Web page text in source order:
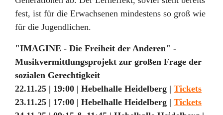
fest, ist für die Erwachsenen mindestens so groß wie
für die Jugendlichen.
"IMAGINE - Die Freiheit der Anderen" -
Musikvermittlungsprojekt zur großen Frage der
sozialen Gerechtigkeit
22.11.25 | 19:00 | Hebelhalle Heidelberg | Tickets
23.11.25 | 17:00 | Hebelhalle Heidelberg | Tickets